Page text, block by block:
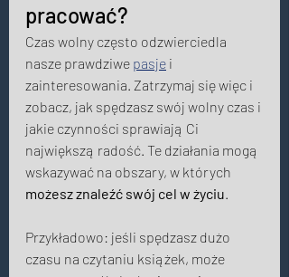
pracować?
Czas wolny często odzwierciedla
nasze prawdziwe pasje i
zainteresowania. Zatrzymaj się więc i
zobacz, jak spędzasz swój wolny czas i
jakie czynności sprawiają Ci
największą radość. Te działania mogą
wskazywać na obszary, w których
możesz znaleźć swój cel w życiu
Przykładowo: jeśli spędzasz dużo
czasu na czytaniu książek, może